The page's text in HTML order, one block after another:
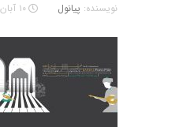
نویسنده: پیانول ۱۰ آبان ۱۳۹۵